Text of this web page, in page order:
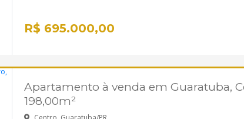
R$ 695.000,00
Apartamento à venda em Guaratuba,
198,00m²